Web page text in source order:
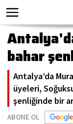
bahar
Antalya’da
üyeleri,
şenliğinde bir
ABONE OL